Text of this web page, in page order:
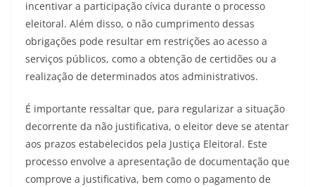
incentivar a participação cívica durante o processo
eleitoral. Além disso, o não cumprimento dessas
obrigações pode resultar em restrições ao acesso a
serviços públicos, como a obtenção de certidões ou a
realização de determinados atos administrativos.
É importante ressaltar que, para regularizar a situação
decorrente da não justificativa, o eleitor deve se atentar
aos prazos estabelecidos pela Justiça Eleitoral. Este
processo envolve a apresentação de documentação que
comprove a justificativa, bem como o pagamento de